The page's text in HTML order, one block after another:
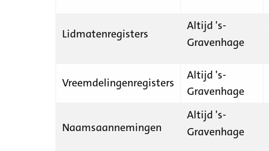
Lidmatenregisters
Altijd 's-
Gravenhage
Vreemdelingenregisters
Altijd 's-
Gravenhage
Naamsaannemingen
Altijd 's-
Gravenhage